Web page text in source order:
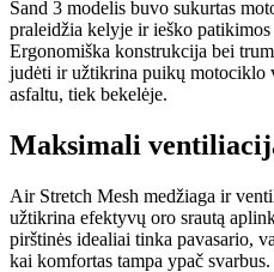
Sand 3 modelis buvo sukurtas
praleidžia kelyje ir ieško
Ergonomiška konstrukcija bei
judėti ir užtikrina puikų motociklo
asfaltu, tiek bekelėje.
Maksimali
Air Stretch Mesh medžiaga ir
užtikrina efektyvų oro srautą
pirštinės idealiai tinka pavasario,
kai komfortas tampa ypač svarbus.